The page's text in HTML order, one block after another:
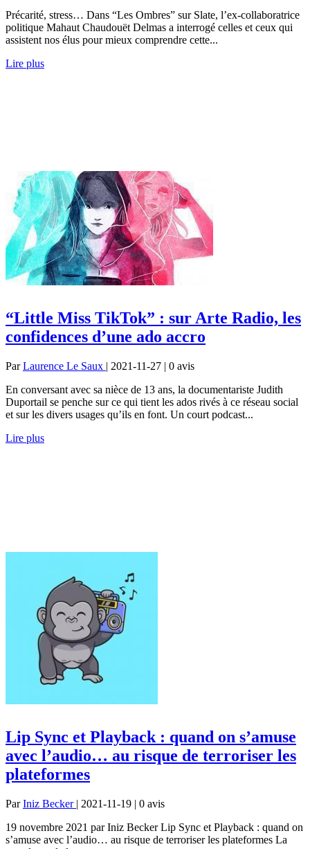
Précarité, stress… Dans “Les Ombres” sur Slate, l’ex-collaboratrice
politique Mahaut Chaudouët Delmas a interrogé celles et ceux qui
assistent nos élus pour mieux comprendre cette...
Lire plus
“Little Miss TikTok” : sur Arte Radio, les
confidences d’une ado accro
ParLaurence Le Saux | 2021-11-27 | 0 avis
En conversant avec sa nièce de 13 ans, la documentariste Judith
Duportail se penche sur ce qui tient les ados rivés à ce réseau social
et sur les divers usages qu’ils en font. Un court podcast...
Lire plus
Lip Sync et Playback : quand on s’amuse
avec l’audio… au risque de terroriser les
plateformes
ParIniz Becker | 2021-11-19 | 0 avis
19 novembre 2021 par Iniz Becker Lip Sync et Playback : quand on
s’amuse avec l’audio… au risque de terroriser les plateformes La